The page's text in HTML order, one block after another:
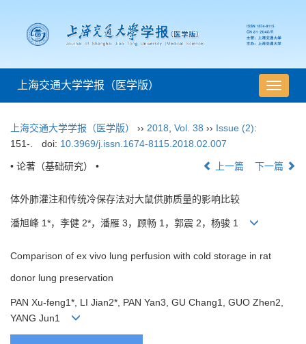
导
航
上海交通大学学报（医学版）
上海交通大学学报（医学版） ›› 2018 Vol. 38 ›› Issue (2):
151-.
doi: 10.3969/j.issn.1674-8115.2018.02.007
• 论著（基础研究） • 上一篇 下一篇
体外肺灌注和传统冷保存法对大鼠供肺质量的影响比较
潘旭峰 1*，李健 2*，潘雁 3，顾畅 1，郭震 2，杨骏 1
Comparison of ex vivo lung perfusion with cold storage in rat
donor lung preservation
PAN Xu-feng1*, LI Jian2*, PAN Yan3, GU Chang1, GUO Zhen2,
YANG Jun1